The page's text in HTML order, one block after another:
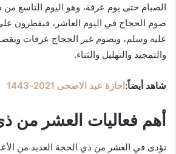
الصيام حتى يوم عرفة، وهو اليوم التاسع
صوم الحجاج في اليوم العاشر، فيفطرون
عليه وسلم، ويصوم غير الحجاج عرفات
والتمجيد والتهليل والثناء.
شاهد أيضاً:اجازة عيد الاضحى 2021-1443
أهم فعاليات العشر من
تؤدى في العشر من ذي الحجة العديد من